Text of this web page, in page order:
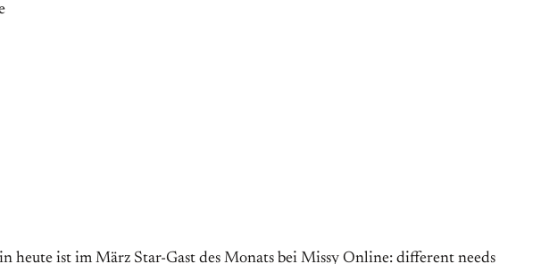
ist im März Star-Gast des Monats bei Missy Online: different needs